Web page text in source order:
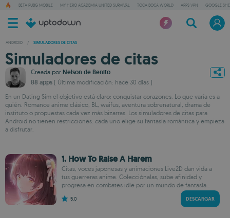
BETA PUBG MOBILE MY HERO ACADEMIA UNITED SURVIVAL TOCA BOCA WORLD APPS VPN GOOGLE
ANDROID / SIMULADORES DE CITAS
Simuladores de citas
Creada por Nelson de Benito
88 apps ( Última modificación: hace 30 días )
En un Dating Sim el objetivo está claro: conquistar corazones. Lo que varía es a
quién. Romance anime clásico, BL, waifus, aventura sobrenatural, drama de
instituto o propuestas cada vez más bizarras. Los simuladores de citas para
Android no tienen restricciones: cada uno elige su fantasía romántica y empieza
a disfrutar.
1. How To Raise A Harem
Citas, voces japonesas y animaciones Live2D dan vida a
tus guerreras anime. Colecciónalas, sube afinidad y
progresa en combates idle por un mundo de fantasía...
5.0 DESCARGAR